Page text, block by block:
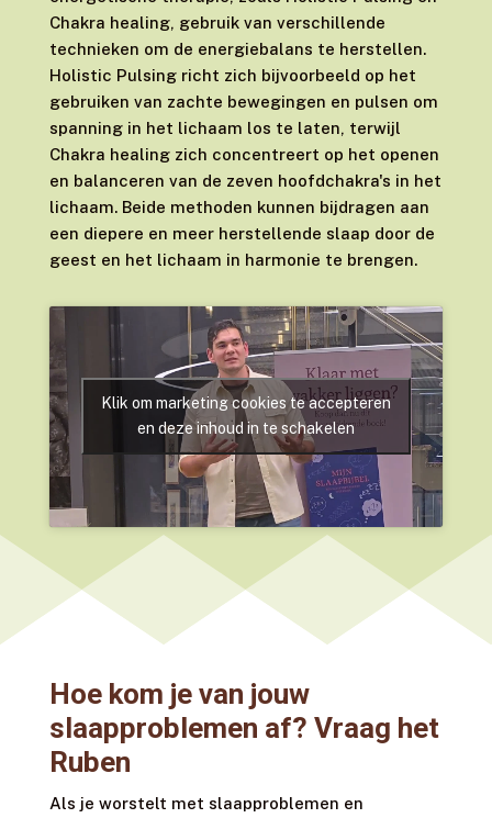
Chakra healing, gebruik van verschillende
technieken om de energiebalans te herstellen.
Holistic Pulsing richt zich bijvoorbeeld op het
gebruiken van zachte bewegingen en pulsen om
spanning in het lichaam los te laten, terwijl
Chakra healing zich concentreert op het openen
en balanceren van de zeven hoofdchakra's in het
lichaam. Beide methoden kunnen bijdragen aan
een diepere en meer herstellende slaap door de
geest en het lichaam in harmonie te brengen.
Klik om marketing cookies te accepteren
en deze inhoud in te schakelen
Hoe kom je van jouw
slaapproblemen af? Vraag het
Ruben
Als je worstelt met slaapproblemen en